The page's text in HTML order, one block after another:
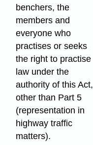
benchers, the
members and
everyone who
practises or seeks
the right to practise
law under the
authority of this Act,
other than Part 5
(representation in
highway traffic
matters).